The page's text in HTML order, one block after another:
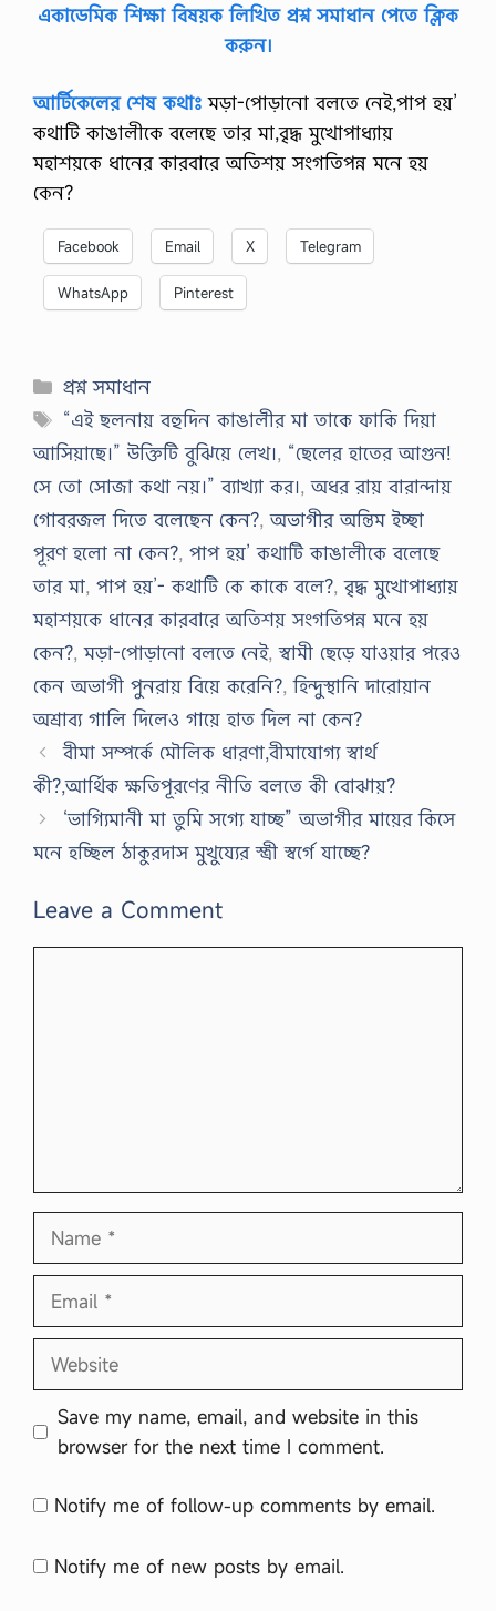
একাডেমিক শিক্ষা বিষয়ক লিখিত প্রশ্ন সমাধান পেতে ক্লিক
করুন।
আর্টিকেলের শেষ কথাঃ মড়া-পােড়ানাে বলতে নেই,পাপ হয়’
কথাটি কাঙালীকে বলেছে তার মা,বৃদ্ধ মুখােপাধ্যায়
মহাশয়কে ধানের কারবারে অতিশয় সংগতিপন্ন মনে হয়
কেন?
Facebook Email X Telegram
WhatsApp Pinterest
Categories
প্রশ্ন সমাধান
Tags
“এই ছলনায় বহুদিন কাঙালীর মা তাকে ফাকি দিয়া
আসিয়াছে।” উক্তিটি বুঝিয়ে লেখ।, “ছেলের হাতের আগুন!
সে তাে সােজা কথা নয়।” ব্যাখ্যা কর।,অধর রায় বারান্দায়
গােবরজল দিতে বলেছেন কেন?,অভাগীর অন্তিম ইচ্ছা
পূরণ হলাে না কেন?, পাপ হয়’ কথাটি কাঙালীকে বলেছে
তার মা, পাপ হয়’- কথাটি কে কাকে বলে?,বৃদ্ধ মুখােপাধ্যায়
মহাশয়কে ধানের কারবারে অতিশয় সংগতিপন্ন মনে হয়
কেন?,মড়া-পােড়ানাে বলতে নেই,স্বামী ছেড়ে যাওয়ার পরেও
কেন অভাগী পুনরায় বিয়ে করেনি?,হিন্দুস্থানি দারােয়ান
অশ্রাব্য গালি দিলেও গায়ে হাত দিল না কেন?
বীমা সম্পর্কে মৌলিক ধারণা,বীমাযোগ্য স্বার্থ
কী?,আর্থিক ক্ষতিপূরণের নীতি বলতে কী বোঝায়?
‘ভাগ্যিমানী মা তুমি সগ্যে যাচ্ছ” অভাগীর মায়ের কিসে
মনে হচ্ছিল ঠাকুরদাস মুখুয্যের স্ত্রী স্বর্গে যাচ্ছে?
Leave a Comment
Name
Email
Website
Save my name, email, and website in this
browser for the next time I comment.
Notify me of follow-up comments by email.
Notify me of new posts by email.